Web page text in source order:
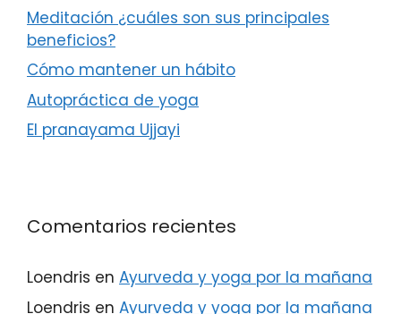
Meditación ¿cuáles son sus principales
beneficios?
Cómo mantener un hábito
Autopráctica de yoga
El pranayama Ujjayi
Comentarios recientes
Loendris en Ayurveda y yoga por la mañana
Loendris en Ayurveda y yoga por la mañana